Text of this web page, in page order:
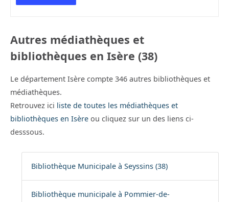
Autres médiathèques et
bibliothèques en Isère (38)
Le département Isère compte 346 autres bibliothèques et
médiathèques.
Retrouvez ici liste de toutes les médiathèques et
bibliothèques en Isère ou cliquez sur un des liens ci-
desssous.
Bibliothèque Municipale à Seyssins (38)
Bibliothèque municipale à Pommier-de-